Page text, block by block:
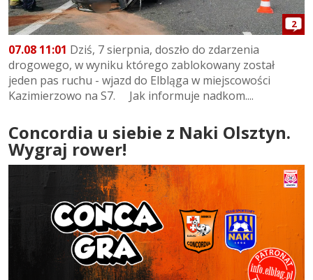
2
07.08 11:01 Dziś, 7 sierpnia, doszło do zdarzenia
drogowego, w wyniku którego zablokowany został
jeden pas ruchu - wjazd do Elbląga w miejscowości
Kazimierzowo na S7. Jak informuje nadkom....
Concordia u siebie z Naki Olsztyn.
Wygraj rower!